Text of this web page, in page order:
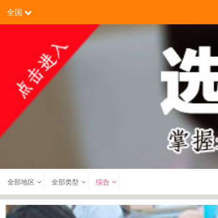
全国
全部地区 全部类型 综合